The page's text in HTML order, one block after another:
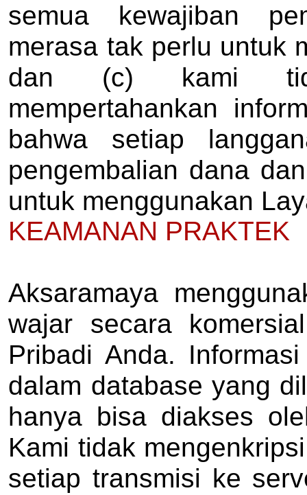
semua kewajiban
merasa tak perlu untuk
dan (c) kami
mempertahankan
bahwa setiap
pengembalian dana
untuk menggunakan
KEAMANAN PRAKTEK
Aksaramaya
wajar secara
Pribadi Anda.
dalam database yang
hanya bisa diakses
Kami tidak
setiap transmisi ke